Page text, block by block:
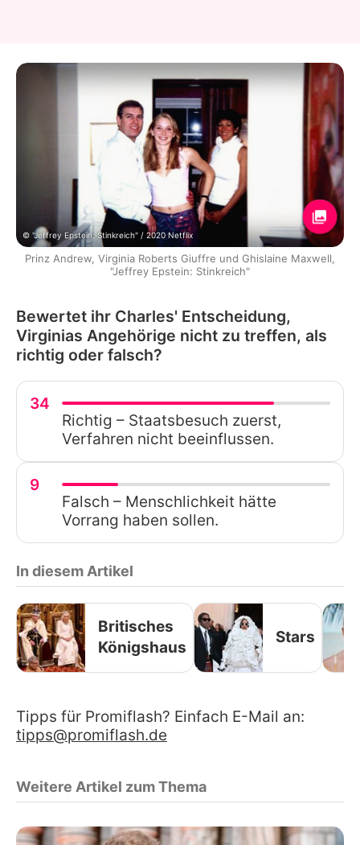
© "Jeffrey Epstein: Stinkreich" / 2020 Netflix
Prinz Andrew, Virginia Roberts Giuffre und Ghislaine Maxwell,
"Jeffrey Epstein: Stinkreich"
Bewertet ihr Charles' Entscheidung,
Virginias Angehörige nicht zu treffen, als
richtig oder falsch?
34
Richtig – Staatsbesuch zuerst,
Verfahren nicht beeinflussen.
9
Falsch – Menschlichkeit hätte
Vorrang haben sollen.
In diesem Artikel
Britisches
Königshaus
Stars
Tipps für Promiflash? Einfach E-Mail an:
tipps@promiflash.de
Weitere Artikel zum Thema